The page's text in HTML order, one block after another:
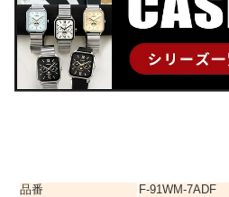
品番
F-91WM-7ADF